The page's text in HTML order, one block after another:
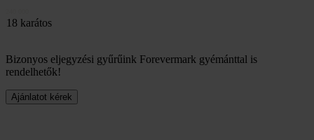
18 karátos
Bizonyos eljegyzési gyűrűink Forevermark gyémánttal is
rendelhetők!